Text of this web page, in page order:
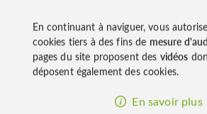
En continuant à naviguer, vous
cookies tiers à des fins de mesure
pages du site proposent des vidéos
déposent également des cookies.
En savoir plus